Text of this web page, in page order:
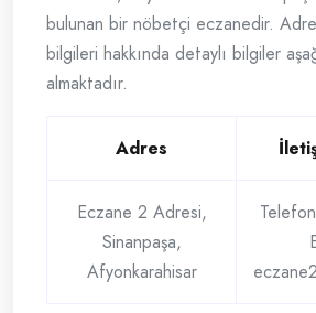
bulunan bir nöbetçi eczanedir.
bilgileri hakkında detaylı bilgiler
almaktadır.
Adres
Eczane 2 Adresi,
Sinanpaşa,
Afyonkarahisar